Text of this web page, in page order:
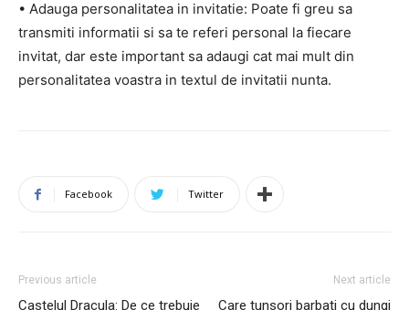
• Adauga personalitatea in invitatie: Poate fi greu sa
transmiti informatii si sa te referi personal la fiecare
invitat, dar este important sa adaugi cat mai mult din
personalitatea voastra in textul de invitatii nunta.
Facebook Twitter
Previous article
Castelul Dracula: De ce trebuie
Next article
Care tunsori barbati cu dungi